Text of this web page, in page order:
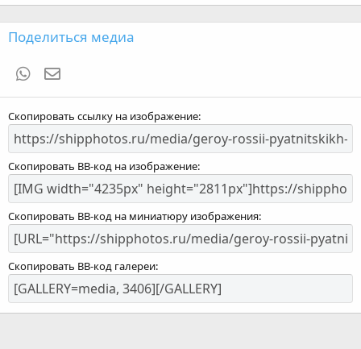
Поделиться медиа
WhatsApp
Скопировать ссылку на изображение
Скопировать BB-код на изображение
Скопировать BB-код на миниатюру изображения
Скопировать BB-код галереи